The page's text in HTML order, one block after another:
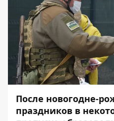
После новогодне-
праздников в